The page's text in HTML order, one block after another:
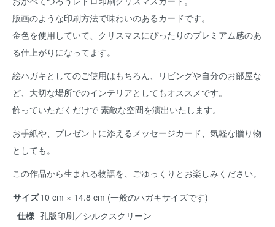
版画のような印刷方法で味わいのあるカードです。
金色を使用していて、クリスマスにぴったりのプレミアム感のあ
る仕上がりになってます。
絵ハガキとしてのご使用はもちろん、リビングや自分のお部屋な
ど、大切な場所でのインテリアとしてもオススメです。
飾っていただくだけで 素敵な空間を演出いたします。
お手紙や、プレゼントに添えるメッセージカード、気軽な贈り物
としても。
この作品から生まれる物語を、ごゆっくりとお楽しみください。
サイズ10 cm × 14.8 cm (一般のハガキサイズです)
仕様 孔版印刷／シルクスクリーン